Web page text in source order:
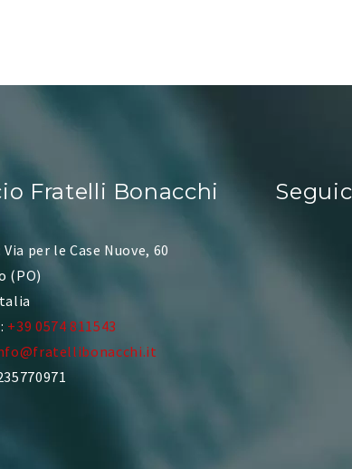
Fratelli Bonacchi
per le Case Nuove, 60
(PO)
+39 0574 811543